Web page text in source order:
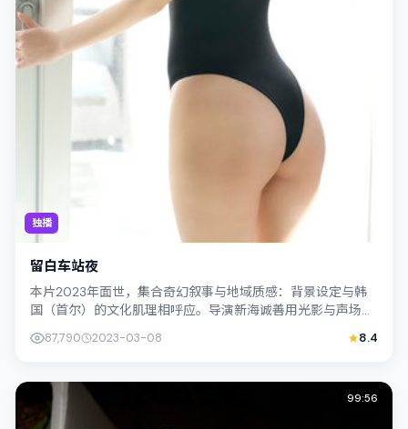
独播
留白车站夜
本片2023年面世，集合奇幻叙事与地域质感：背景设定与韩
国（首尔）的文化肌理相呼应。导演新海诚善用光影与声场塑
87,790 2023-03-08 8.4
99:56